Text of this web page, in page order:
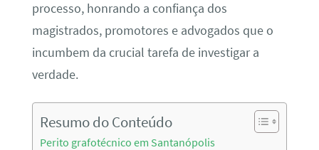
processo, honrando a confiança dos
magistrados, promotores e advogados que o
incumbem da crucial tarefa de investigar a
verdade.
Resumo do Conteúdo
Perito grafotécnico em Santanópolis